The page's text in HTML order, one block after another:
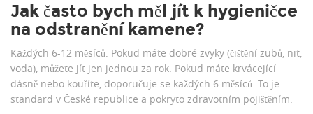
Jak často bych měl jít k hygieničce
na odstranění kamene?
Každých 6-12 měsíců. Pokud máte dobré zvyky (čištění zubů, nit,
voda), můžete jít jen jednou za rok. Pokud máte krvácející
dásně nebo kouříte, doporučuje se každých 6 měsíců. To je
standard v České republice a pokryto zdravotním pojištěním.